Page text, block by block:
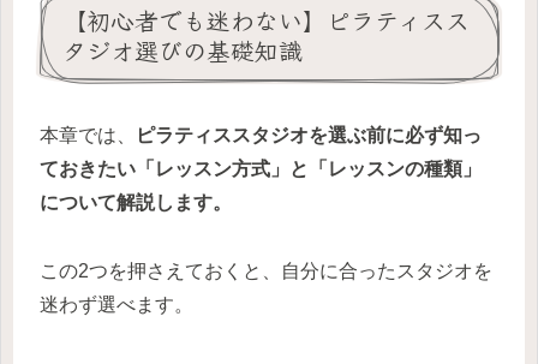
【初心者でも迷わない】ピラティスス
タジオ選びの基礎知識
本章では、
ピラティススタジオを選ぶ前に必ず知っ
ておきたい「レッスン方式」と「レッスンの種類」
について解説します。
この2つを押さえておくと、自分に合ったスタジオを
迷わず選べます。